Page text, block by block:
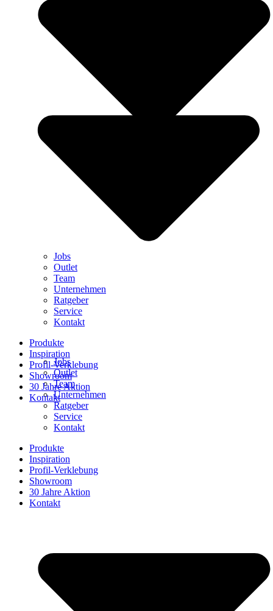
Jobs
Outlet
Team
Unternehmen
Ratgeber
Service
Kontakt
Produkte
Inspiration
Profil-Verklebung
Showroom
30 Jahre Aktion
Kontakt
Jobs
Outlet
Team
Unternehmen
Ratgeber
Service
Kontakt
Produkte
Inspiration
Profil-Verklebung
Showroom
30 Jahre Aktion
Kontakt